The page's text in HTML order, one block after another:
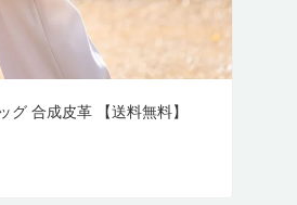
グ 合成皮革 【送料無料】